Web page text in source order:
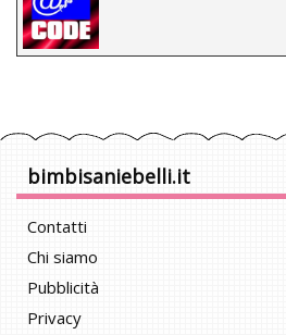
bimbisaniebelli.it
Contatti
Chi siamo
Pubblicità
Privacy